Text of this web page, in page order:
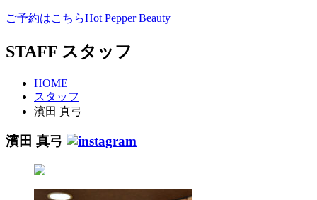
ご予約はこちらHot Pepper Beauty
STAFF スタッフ
HOME
スタッフ
濱田 真弓
濱田 真弓